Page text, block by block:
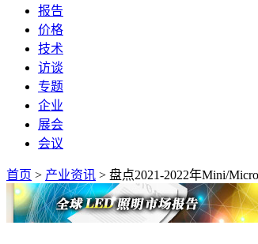
报告
价格
技术
访谈
专题
企业
展会
会议
首页 > 产业资讯 > 盘点2021-2022年Mini/